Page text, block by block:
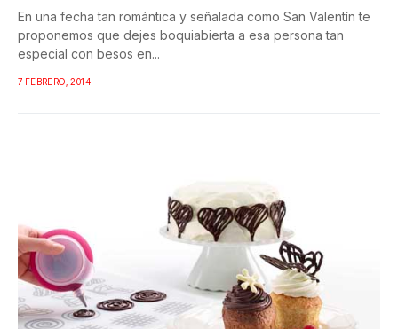
En una fecha tan romántica y señalada como San Valentín te
proponemos que dejes boquiabierta a esa persona tan
especial con besos en...
7 FEBRERO, 2014